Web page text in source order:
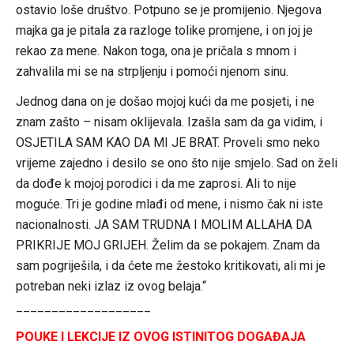
ostavio loše društvo. Potpuno se je promijenio. Njegova
majka ga je pitala za razloge tolike promjene, i on joj je
rekao za mene. Nakon toga, ona je pričala s mnom i
zahvalila mi se na strpljenju i pomoći njenom sinu.
Jednog dana on je došao mojoj kući da me posjeti, i ne
znam zašto – nisam oklijevala. Izašla sam da ga vidim, i
OSJETILA SAM KAO DA MI JE BRAT. Proveli smo neko
vrijeme zajedno i desilo se ono što nije smjelo. Sad on želi
da dođe k mojoj porodici i da me zaprosi. Ali to nije
moguće. Tri je godine mlađi od mene, i nismo čak ni iste
nacionalnosti. JA SAM TRUDNA I MOLIM ALLAHA DA
PRIKRIJE MOJ GRIJEH. Želim da se pokajem. Znam da
sam pogriješila, i da ćete me žestoko kritikovati, ali mi je
potreban neki izlaz iz ovog belaja.“
POUKE I LEKCIJE IZ OVOG ISTINITOG DOGAĐAJA